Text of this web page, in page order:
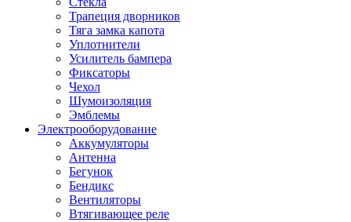
Трапеция дворников
Тяга замка капота
Уплотнители
Усилитель бампера
Фиксаторы
Чехол
Шумоизоляция
Эмблемы
Электрооборудование
Аккумуляторы
Антенна
Бегунок
Бендикс
Вентиляторы
Втягивающее реле